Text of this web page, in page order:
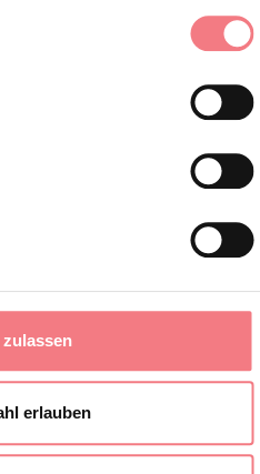
zulassen
erlauben